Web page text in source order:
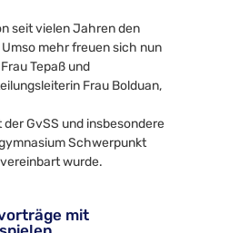
seit vielen Jahren den
mehr freuen sich nun
Tepaß und
Frau Bolduan,
GvSS und insbesondere
Schwerpunkt
wurde.
mit